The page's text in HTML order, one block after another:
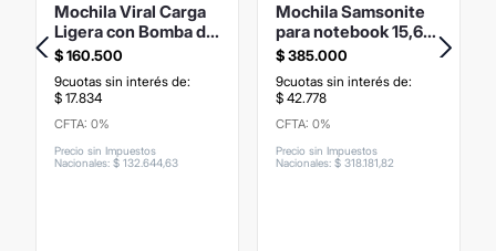
Mochila Viral Carga
Ligera con Bomba de
Vacío
$160.500
9cuotas sin interés de:
$ 17.834
CFTA: 0%
Precio sin Impuestos
Nacionales: $ 132 64463
Mochila Samsonite
para notebook 15,6"
Paralux
$385.000
9cuotas sin interés de:
$ 42.778
CFTA: 0%
Precio sin Impuestos
Nacionales: $ 318181 82